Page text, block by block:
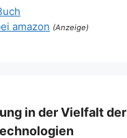
amazon (Anzeige)
in der Vielfalt der